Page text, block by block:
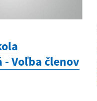
Voľba členov